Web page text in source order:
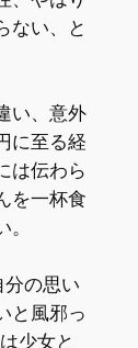
ない、と
い、意外
に至る経
は伝わら
を一杯食
の思い
と風邪っ
少女と